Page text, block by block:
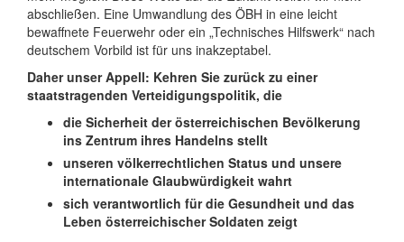
abschließen. Eine Umwandlung des ÖBH in eine leicht
bewaffnete Feuerwehr oder ein „Technisches Hilfswerk“ nach
deutschem Vorbild ist für uns inakzeptabel.
Daher unser Appell: Kehren Sie zurück zu einer
staatstragenden Verteidigungspolitik, die
die Sicherheit der österreichischen Bevölkerung
ins Zentrum ihres Handelns stellt
unseren völkerrechtlichen Status und unsere
internationale Glaubwürdigkeit wahrt
sich verantwortlich für die Gesundheit und das
Leben österreichischer Soldaten zeigt